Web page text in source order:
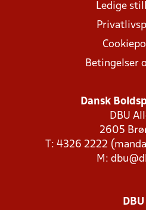
Ledige
Betingelser
Dansk
DBU
2605
T: 4326 2222
M:
DBU